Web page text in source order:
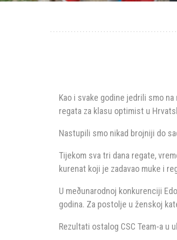
Kao i svake godine jedrili smo
regata za klasu optimist u
Nastupili smo nikad brojniji do
Tijekom sva tri dana regate,
kurenat koji je zadavao muke i
U meðunarodnoj konkurenciji
godina. Za postolje u ženskoj
Rezultati ostalog CSC Team-a u